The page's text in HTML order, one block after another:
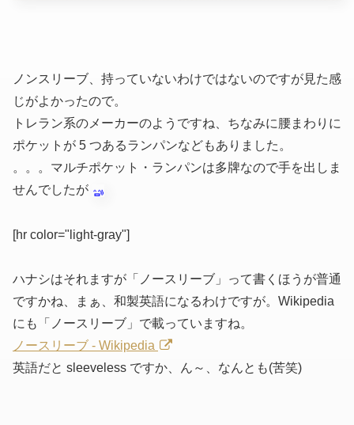
ノンスリーブ、持っていないわけではないのですが見た感
じがよかったので。
トレラン系のメーカーのようですね、ちなみに腰まわりに
ポケットが 5 つあるランパンなどもありました。
。。。マルチポケット・ランパンは多牌なので手を出しま
せんでしたが
[hr color="light-gray"]
ハナシはそれますが「ノースリーブ」って書くほうが普通
ですかね、まぁ、和製英語になるわけですが。Wikipedia
にも「ノースリーブ」で載っていますね。
ノースリーブ - Wikipedia
英語だと sleeveless ですか、ん～、なんとも(苦笑)